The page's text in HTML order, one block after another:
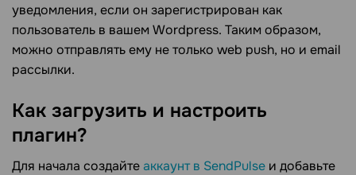
уведомления, если он зарегистрирован как
пользователь в вашем Wordpress. Таким образом,
можно отправлять ему не только web push, но и email
рассылки.
Как загрузить и настроить
плагин?
Для начала создайтеаккаунт в SendPulse и добавьте